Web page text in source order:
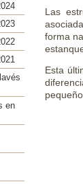
en
Las
forma
Esta